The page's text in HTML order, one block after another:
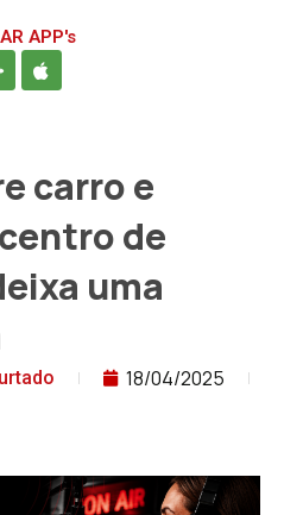
APP's
carro e
de
uma
18/04/2025